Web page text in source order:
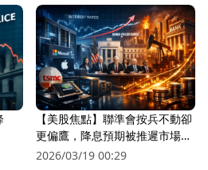
【美股焦點】聯準會按兵不動卻
更偏鷹，降息預期被推遲市場越
來越怕？
2026/03/19 00:29